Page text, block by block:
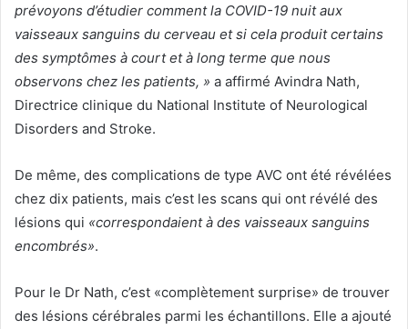
prévoyons d’étudier comment la COVID-19 nuit aux
vaisseaux sanguins du cerveau et si cela produit certains
des symptômes à court et à long terme que nous
observons chez les patients, » a affirmé Avindra Nath,
Directrice clinique du National Institute of Neurological
Disorders and Stroke.
De même, des complications de type AVC ont été révélées
chez dix patients, mais c’est les scans qui ont révélé des
lésions qui «correspondaient à des vaisseaux sanguins
encombrés».
Pour le Dr Nath, c’est «complètement surprise» de trouver
des lésions cérébrales parmi les échantillons. Elle a ajouté